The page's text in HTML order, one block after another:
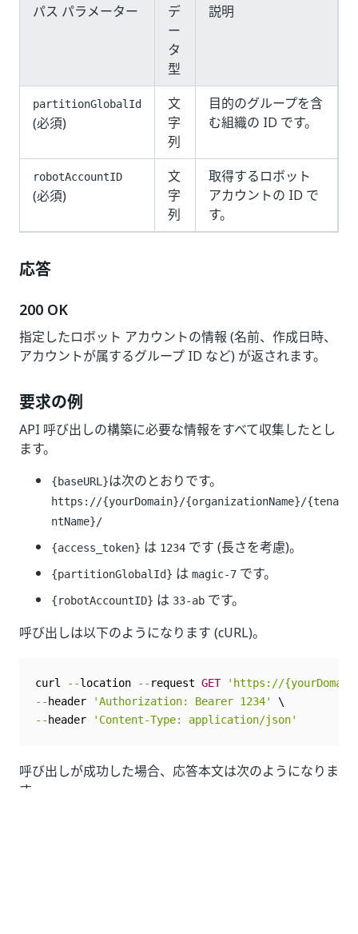
パス パラメーター
デ
ー
タ
型
説明
partitionGlobalId
(必須)
文
字
列
目的のグループを含
む組織の ID です。
robotAccountID
(必須)
文
字
列
取得するロボット
アカウントの ID で
す。
応答
200 OK
指定したロボット アカウントの情報 (名前、作成日時、
アカウントが属するグループ ID など) が返されます。
要求の例
API 呼び出しの構築に必要な情報をすべて収集したとし
ます。
{baseURL}は次のとおりです。
https://{yourDomain}/{organizationName}/{tena
ntName}/
{access_token} は 1234 です (長さを考慮)。
{partitionGlobalId} は magic-7 です。
{robotAccountID} は 33-ab です。
呼び出しは以下のようになります (cURL)。
curl --location -- request GET
'https://
-- header 'Authorization: Bearer 1234'
-- header 'Content-Type: application/json'
呼び出しが成功した場合、応答本文は次のようになりま
す。